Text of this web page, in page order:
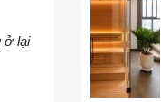
ở lại